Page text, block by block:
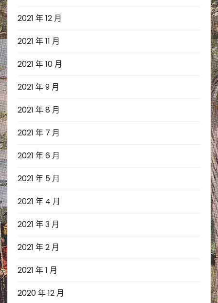
2021 年 12 月
2021 年 11 月
2021 年 10 月
2021 年 9 月
2021 年 8 月
2021 年 7 月
2021 年 6 月
2021 年 5 月
2021 年 4 月
2021 年 3 月
2021 年 2 月
2021 年 1 月
2020 年 12 月